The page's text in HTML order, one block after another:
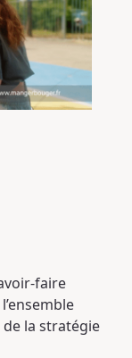
faire
de la stratégie